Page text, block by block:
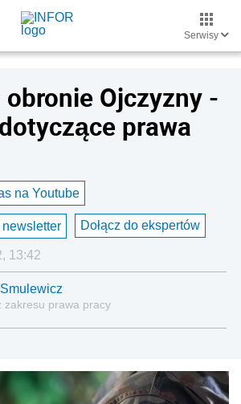
Serwisy
Ojczyzny -
prawa
na Youtube
Dołącz do ekspertów
13:42
zakresu prawa pracy